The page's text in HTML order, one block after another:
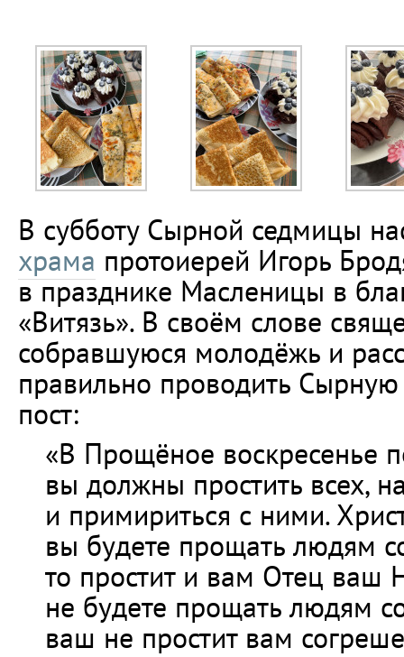
В субботу Сырной седмицы
храма протоиерей Игорь
в празднике Масленицы в
«Витязь». В своём слове
собравшуюся молодёжь и
правильно проводить
пост:
«В Прощёное воскресенье
вы должны простить всех,
и примириться с ними.
вы будете прощать людям
то простит и вам Отец ваш
не будете прощать людям
ваш не простит вам